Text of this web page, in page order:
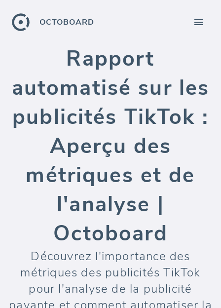
OCTOBOARD
Rapport
automatisé sur les
publicités TikTok :
Aperçu des
métriques et de
l'analyse |
Octoboard
Découvrez l'importance des
métriques des publicités TikTok
pour l'analyse de la publicité